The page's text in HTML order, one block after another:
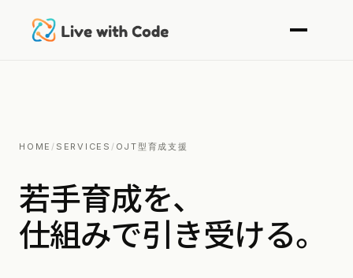
HOME / SERVICES / OJT型育成支援
若手育成を、
仕組みで引き受ける。